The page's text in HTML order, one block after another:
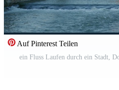
Auf Pinterest Teilen